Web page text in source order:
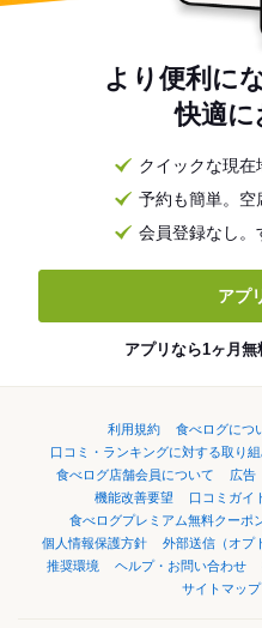
より便利に
快適に
クイックな現在
予約も簡単。空
会員登録なし。
アプ
アプリなら1ヶ月無
利用規約 食べログにつ
口コミ・ランキングに対する取り
食べログ店舗会員について
広告
機能改善要望
口コミガイ
食べログプレミアム無料クーポ
個人情報保護方針
外部送信（オプ
推奨環境
ヘルプ・お問い合わせ
サイトマップ